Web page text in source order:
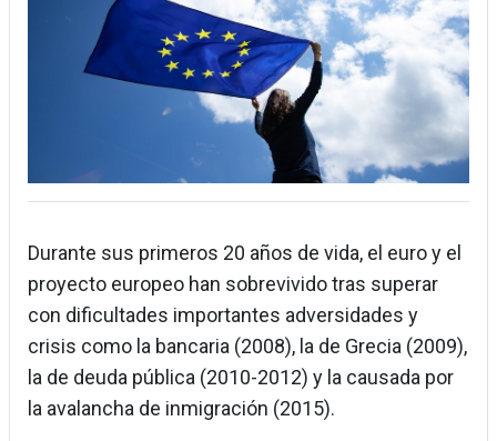
Durante sus primeros 20 años de vida, el euro y el
proyecto europeo han sobrevivido tras superar
con dificultades importantes adversidades y
crisis como la bancaria (2008), la de Grecia (2009),
la de deuda pública (2010-2012) y la causada por
la avalancha de inmigración (2015).